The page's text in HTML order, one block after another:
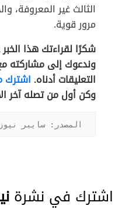
الثالث غير المعروفة،
مرور قوية.
شكرًا لقراءتك هذا
وندعوك إلى مشاركته
التعليقات أدناه. اشترك
وكن أول من تصله آخر
المصدر: سايبر نيوز
اشترك في نشرة